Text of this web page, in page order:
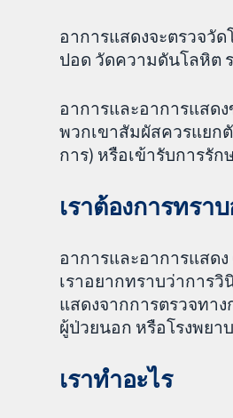
อาการแสดงจะตรวจวั
ปอด วัดความดันโลหิต
อาการและอาการแสด
พวกเขาสัมผัสควรแยก
การ) หรือเข้ารับการรัก
เราต้องการทรา
อาการและอาการแสดง
เราอยากทราบว่าการ
แสดงจากการตรวจทาง
ผู้ป่วยนอก หรือโรงพยา
เราทำอะไร